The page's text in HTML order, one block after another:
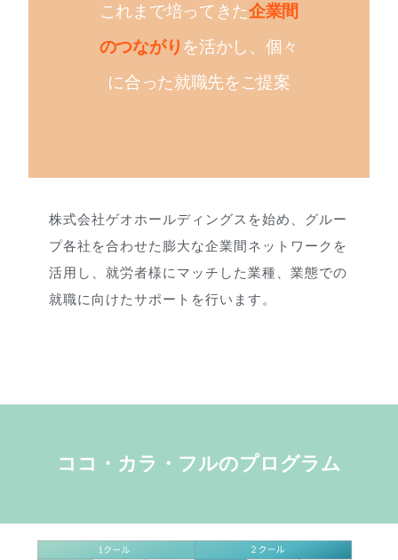
これまで培ってきた企業間
のつながり を活かし、個々
に合った就職先をご提案
株式会社ゲオホールディングスを始め、グルー
プ各社を合わせた膨大な企業間ネットワークを
活用し、就労者様にマッチした業種、業態での
就職に向けたサポートを行います。
ココ・カラ・フルのプログラム